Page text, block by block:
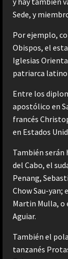
Sede, y
Por ejemplo,
Obispos, el
Iglesias
patriarca
Entre los
apostólico en
francés
en Estados
También serán
del Cabo, el
Penang,
Chow Sau-yan;
Martin Mulla, o
Aguiar.
También el
tanzanés